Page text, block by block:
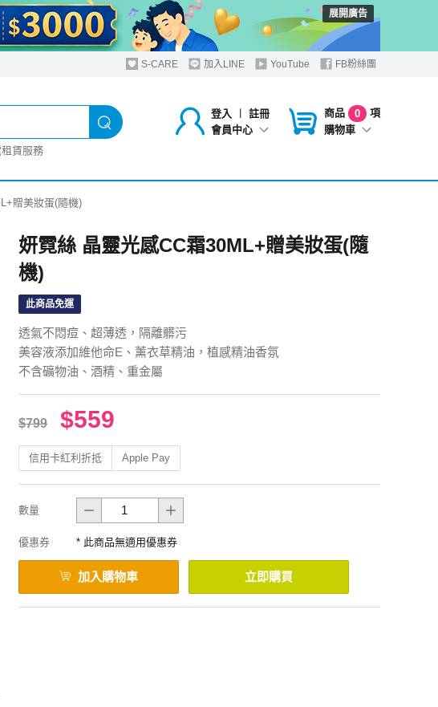
展開廣告
S-CARE 加入LINE YouTube FB粉絲團
登入 ︱
註冊
會員中心
商品 0
項
購物車
租賃服務
贈美妝蛋(隨機)
妍霓絲 晶靈光感CC霜30ML+贈美妝蛋(隨
機)
此商品免運
透氣不悶痘、超薄透，隔離髒污
美容液添加維他命E、薰衣草精油，植感精油香氛
不含礦物油、酒精、重金屬
$799 $559
信用卡紅利折抵 Apple Pay
數量
優惠券 * 此商品無適用優惠券
加入購物車 立即購買